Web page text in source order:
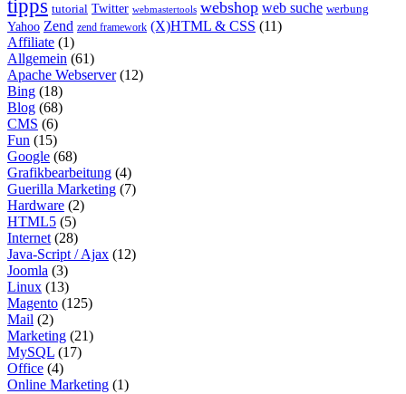
tipps tutorial Twitter webmastertools webshop web suche werbung
Yahoo Zend zend framework (X)HTML & CSS (11)
Affiliate (1)
Allgemein (61)
Apache Webserver(12)
Bing (18)
Blog (68)
CMS (6)
Fun (15)
Google (68)
Grafikbearbeitung (4)
Guerilla Marketing (7)
Hardware (2)
HTML5 (5)
Internet(28)
Java-Script / Ajax (12)
Joomla (3)
Linux (13)
Magento (125)
Mail (2)
Marketing (21)
MySQL (17)
Office (4)
Online Marketing (1)